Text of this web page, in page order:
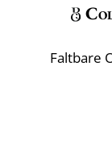
Faltbare